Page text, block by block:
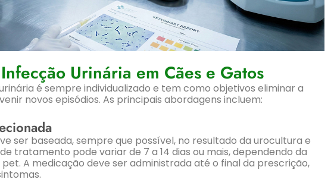
Urinária em Cães e Gatos
é sempre individualizado e tem como objetivos eliminar a
novos episódios. As principais abordagens incluem:
ser baseada, sempre que possível, no resultado da urocultura e
tratamento pode variar de 7 a 14 dias ou mais, dependendo da
A medicação deve ser administrada até o final da prescrição,